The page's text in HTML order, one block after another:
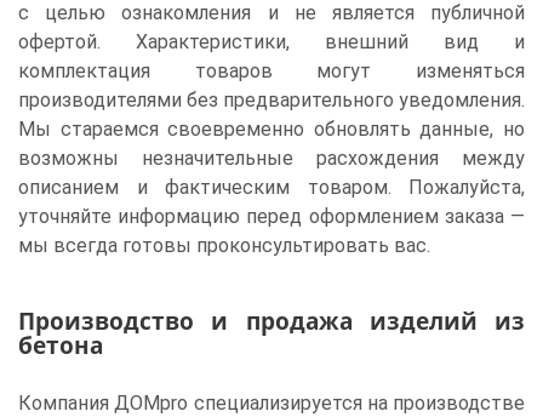
с целью ознакомления и не является публичной
офертой. Характеристики, внешний вид и
комплектация товаров могут изменяться
производителями без предварительного уведомления.
Мы стараемся своевременно обновлять данные, но
возможны незначительные расхождения между
описанием и фактическим товаром. Пожалуйста,
уточняйте информацию перед оформлением заказа —
мы всегда готовы проконсультировать вас.
Производство и продажа изделий из
бетона
Компания ДОМpro специализируется на производстве